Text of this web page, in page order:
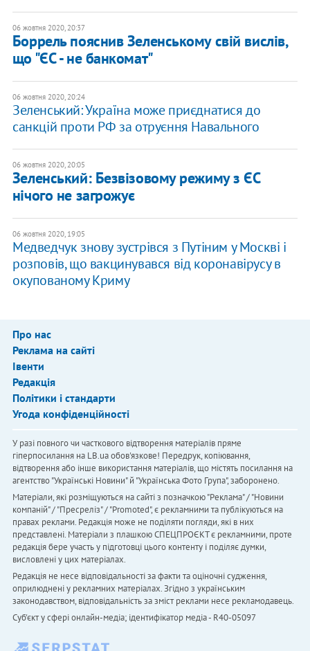
06 жовтня 2020, 20:37
Боррель пояснив Зеленському свій вислів,
що "ЄС - не банкомат"
06 жовтня 2020, 20:24
Зеленський: Україна може приєднатися до
санкцій проти РФ за отруєння Навального
06 жовтня 2020, 20:05
Зеленський: Безвізовому режиму з ЄС
нічого не загрожує
06 жовтня 2020, 19:05
Медведчук знову зустрівся з Путіним у Москві і
розповів, що вакцинувався від коронавірусу в
окупованому Криму
Про нас
Реклама на сайті
Івенти
Редакція
Політики і стандарти
Угода конфіденційності
У разі повного чи часткового відтворення матеріалів пряме
гіперпосилання на LB.ua обов'язкове! Передрук, копіювання,
відтворення або інше використання матеріалів, що містять посилання на
агентство "Українськi Новини" й "Українська Фото Група", заборонено.
Матеріали, які розміщуються на сайті з позначкою "Реклама" / "Новини
компаній" / "Пресреліз" / "Promoted", є рекламними та публікуються на
правах реклами. Редакція може не поділяти погляди, які в них
представлені. Матеріали з плашкою СПЕЦПРОЄКТ є рекламними, проте
редакція бере участь у підготовці цього контенту і поділяє думки,
висловлені у цих матеріалах.
Редакція не несе відповідальності за факти та оціночні судження,
оприлюднені у рекламних матеріалах. Згідно з українським
законодавством, відповідальність за зміст реклами несе рекламодавець.
Cуб'єкт у сфері онлайн-медіа; ідентифікатор медіа - R40-05097